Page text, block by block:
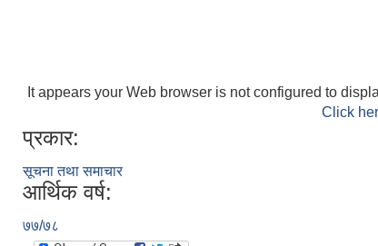
It appears your Web browser is not configured to
Click
प्रकार:
सूचना तथा समाचार
आर्थिक वर्ष:
७७/७८